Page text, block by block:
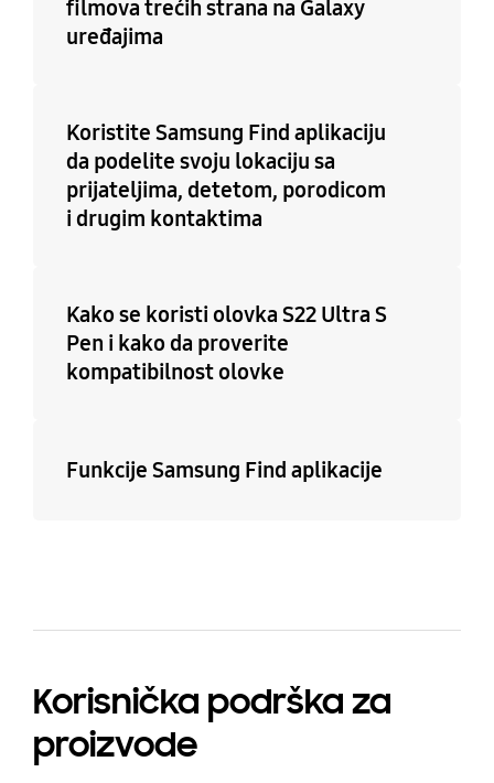
filmova trećih strana na Galaxy
uređajima
Koristite Samsung Find aplikaciju
da podelite svoju lokaciju sa
prijateljima, detetom, porodicom
i drugim kontaktima
Kako se koristi olovka S22 Ultra S
Pen i kako da proverite
kompatibilnost olovke
Funkcije Samsung Find aplikacije
Korisnička podrška za
proizvode